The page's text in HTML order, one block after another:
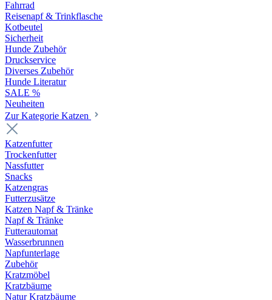
Fahrrad
Reisenapf & Trinkflasche
Kotbeutel
Sicherheit
Hunde Zubehör
Druckservice
Diverses Zubehör
Hunde Literatur
SALE %
Neuheiten
Zur Kategorie Katzen
Katzenfutter
Trockenfutter
Nassfutter
Snacks
Katzengras
Futterzusätze
Katzen Napf & Tränke
Napf & Tränke
Futterautomat
Wasserbrunnen
Napfunterlage
Zubehör
Kratzmöbel
Kratzbäume
Natur Kratzbäume